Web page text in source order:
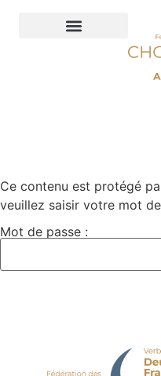
Ce contenu est protégé
veuillez saisir votre mot
Mot de passe :